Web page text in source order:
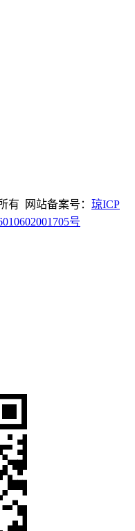
有 网站备案号： 琼ICP
号